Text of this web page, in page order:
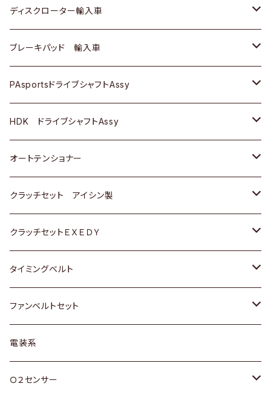
スバル
マツダ
三菱
スバル
ＢＥＮＺ
マツダ
三菱
スバル
ダイハツ
マツダ
三菱
スバル
日産
ダイハツ
マツダ
三菱
スバル
スズキ
日産
ダイハツ
マツダ
三菱
スバル
スズキ
日産
ダイハツ
マツダ
三菱
スバル
トヨタ
ホンダ
スズキ
日産
いすゞ
ダイハツ
マツダ
三菱
スバル
日野
ディスクローター輸入車
ＡＵＤＩ
ＢＥＮＺ
ＢＭＷ
GOLF
ＷＡＧＥＮ
アストロ（シボレー）
クライスラー
ブレーキパッド 輸入車
ＢＥＮＺ
ＢＭＷ
ＷＡＧＥＮ
ＶＯＬＶＯ
PAsportsドライブシャフトAssy
トヨタ
ホンダ
スズキ
日産
ダイハツ
マツダ
三菱
スバル
HDK ドライブシャフトAssy
スズキ
ダイハツ
日産
ホンダ
マツダ
オートテンショナー
トヨタ
クラッチセット アイシン製
ホンダ
スズキ
ダイハツ
マツダ
三菱
クラッチセットＥＸＥＤＹ
ホンダ
スズキ
日産
ダイハツ
タイミングベルト
トヨタ
スズキ
ダイハツ
ファンベルトセット
トヨタ
ホンダ
電装系
Ｏ２センサー